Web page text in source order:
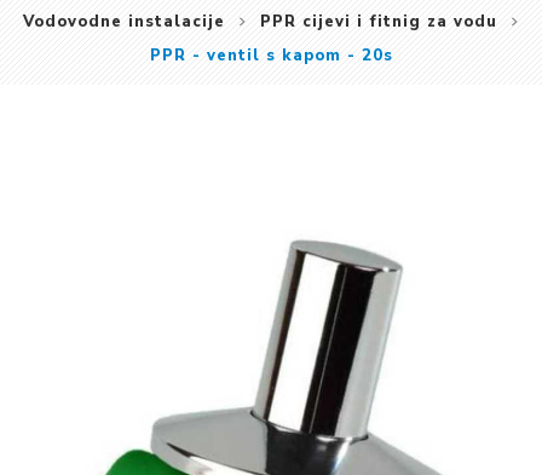
Vodovodne instalacije
PPR cijevi i fitnig za vodu
PPR - ventil s kapom - 20s